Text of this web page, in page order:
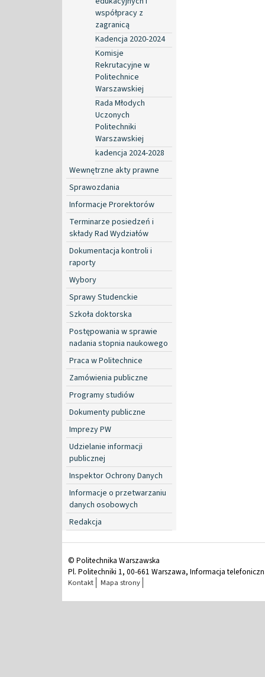
współpracy z
zagranicą
Kadencja 2020-2024
Komisje
Rekrutacyjne w
Politechnice
Warszawskiej
Rada Młodych
Uczonych
Politechniki
Warszawskiej
kadencja 2024-2028
Wewnętrzne akty prawne
Sprawozdania
Informacje Prorektorów
Terminarze posiedzeń i
składy Rad Wydziałów
Dokumentacja kontroli i
raporty
Wybory
Sprawy Studenckie
Szkoła doktorska
Postępowania w sprawie
nadania stopnia naukowego
Praca w Politechnice
Zamówienia publiczne
Programy studiów
Dokumenty publiczne
Imprezy PW
Udzielanie informacji
publicznej
Inspektor Ochrony Danych
Informacje o przetwarzaniu
danych osobowych
Redakcja
© Politechnika Warszawska
Pl. Politechniki 1, 00-661 Warszawa, Informacja
Kontakt Mapa strony